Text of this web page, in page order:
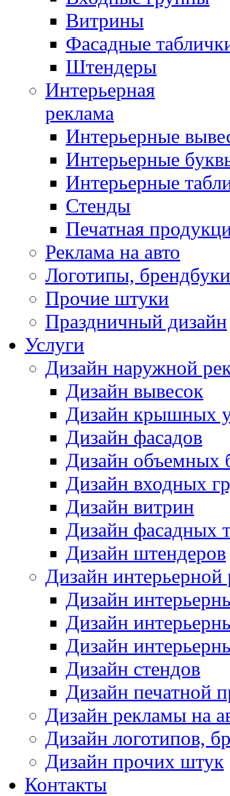
Витрины
Фасадные
Штендеры
Интерьерная
реклама
Интерьерные
Интерьерные
Интерьерные
Стенды
Печатная
Реклама на авто
Логотипы, брендбуки
Прочие штуки
Праздничный дизайн
Услуги
Дизайн наружной
Дизайн вывесок
Дизайн крышных
Дизайн фасадов
Дизайн объемных
Дизайн входных
Дизайн витрин
Дизайн фасадных
Дизайн штендеров
Дизайн интерьерной
Дизайн
Дизайн
Дизайн
Дизайн стендов
Дизайн печатной
Дизайн рекламы на
Дизайн логотипов,
Дизайн прочих штук
Контакты